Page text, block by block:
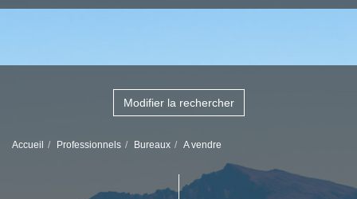
Modifier la rechercher
Accueil Professionnels Bureaux A vendre